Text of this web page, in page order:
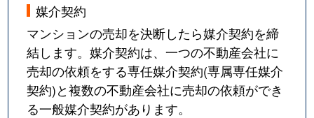
媒介契約
マンションの売却を決断したら媒介契約を締
結します。媒介契約は、一つの不動産会社に
売却の依頼をする専任媒介契約(専属専任媒介
契約)と複数の不動産会社に売却の依頼ができ
る一般媒介契約があります。